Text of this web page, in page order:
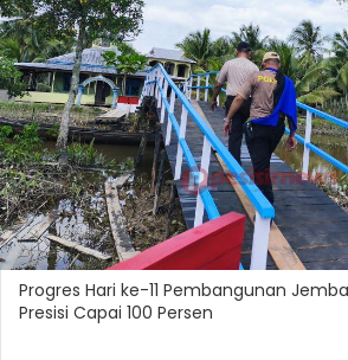
Progres Hari ke-11 Pembangunan
Presisi Capai 100 Persen